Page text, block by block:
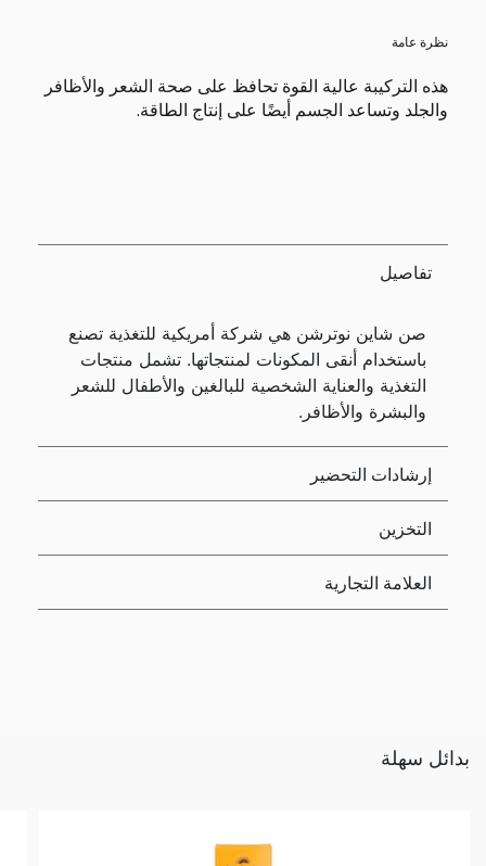
نظرة عامة
هذه التركيبة عالية القوة تحافظ على صحة الشعر والأظافر
والجلد وتساعد الجسم أيضًا على إنتاج الطاقة.
تفاصيل
صن شاين نوترشن هي شركة أمريكية للتغذية تصنع
باستخدام أنقى المكونات لمنتجاتها. تشمل منتجات
التغذية والعناية الشخصية للبالغين والأطفال للشعر
والبشرة والأظافر.
إرشادات التحضير
التخزين
العلامة التجارية
بدائل سهلة